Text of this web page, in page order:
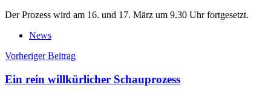
Der Prozess wird am 16. und 17. März um 9.30 Uhr fortgesetzt.
News
Beitragsnavigation
Vorheriger Beitrag
Ein rein willkürlicher Schauprozess